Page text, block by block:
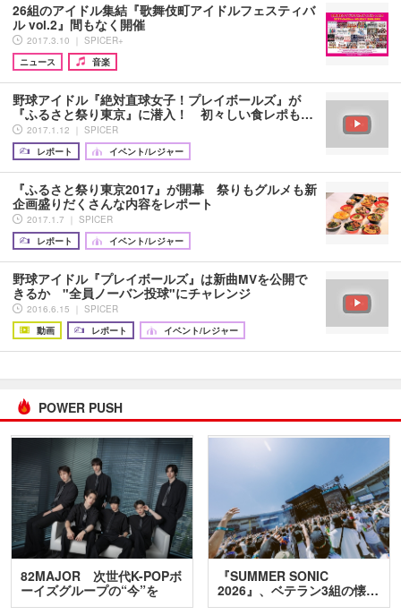
26組のアイドル集結『歌舞伎町アイドルフェスティバ
ル vol.2』間もなく開催
2017.3.10 ｜ SPICER+
ニュース
音楽
野球アイドル『絶対直球女子！プレイボールズ』が
『ふるさと祭り東京』に潜入！ 初々しい食レポも…
2017.1.12 ｜ SPICER
レポート
イベント/レジャー
『ふるさと祭り東京2017』が開幕 祭りもグルメも新
企画盛りだくさんな内容をレポート
2017.1.7 ｜ SPICER
レポート
イベント/レジャー
野球アイドル『プレイボールズ』は新曲MVを公開で
きるか "全員ノーバン投球"にチャレンジ
2016.6.15 ｜ SPICER
動画
レポート イベント/レジャー
POWER PUSH
82MAJOR 次世代K-POPボ
ーイズグループの“今”を
訊…
『SUMMER SONIC
2026』、ベテラン3組の懐…